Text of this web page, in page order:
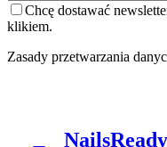
Chcę dostawać
klikiem.
Zasady przetwarzania
NailsReady